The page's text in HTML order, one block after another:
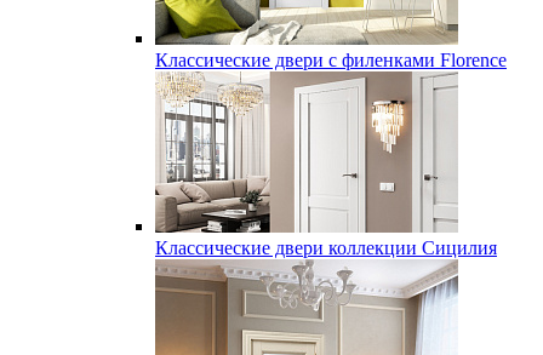
Классические двери с филенками Florence
Классические двери коллекции Сицилия